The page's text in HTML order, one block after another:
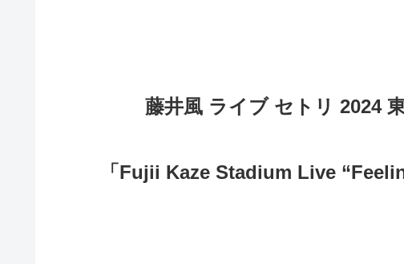
藤井風 ライブ セトリ 2024
「Fujii Kaze Stadium Live